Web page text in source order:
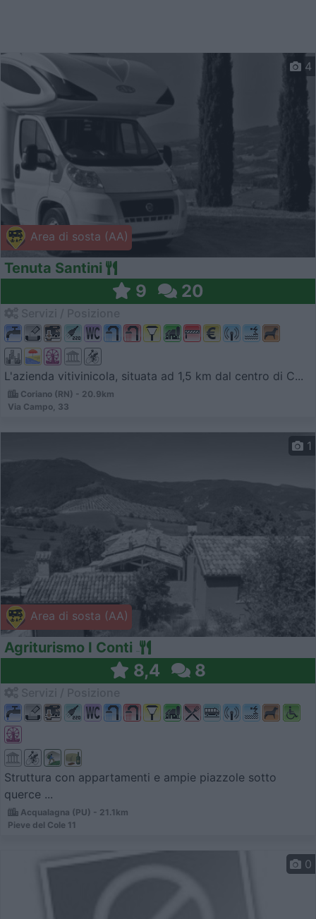
Area di sosta (AA)
4
Tenuta Santini
9 20
L'azienda vitivinicola, situata ad 1,5 km dal centro di C...
Coriano (RN) - 20.9km
Via Campo, 33
Area di sosta (AA)
1
Agriturismo I Conti
8,4 8
Struttura con appartamenti e ampie piazzole sotto
querce ...
Acqualagna (PU) - 21.1km
Pieve del Cole 11
0